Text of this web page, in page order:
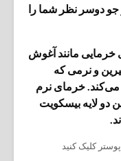
جو دوسر نظر شما را
خرمایی مانند آغوش
و نرمی که
می‌کند. خرمای نرم
دو لایه بیسکویت
کلیک کنید